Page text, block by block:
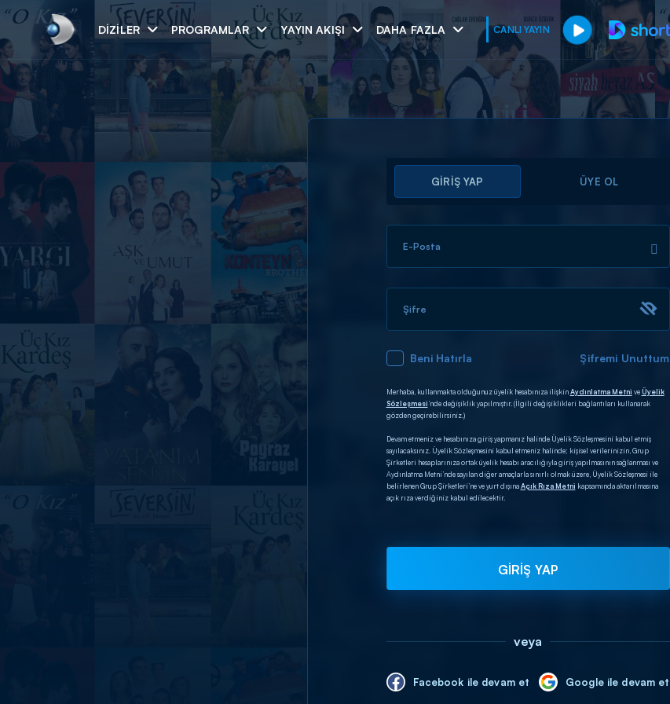
DIZILER PROGRAMLAR YAYIN AKIŞI DAHA FAZLA CANLI YAYIN
Arama
ARAMA SONUÇLARI
GİRİŞ YAP ÜYE OL
E-Posta
Şifre
Beni Hatırla Şifremi Unuttum
Merhaba, kullanmakta olduğunuz üyelik hesabınıza ilişkinAydınlatma Metni veÜyelik
Sözleşmesi’nde değişiklik yapılmıştır. (İlgili değişiklikleri bağlantıları kullanarak
gözden geçirebilirsiniz.)
Devam etmeniz ve hesabınıza giriş yapmanız halinde Üyelik Sözleşmesini kabul etmiş
sayılacaksınız. Üyelik Sözleşmesini kabul etmeniz halinde; kişisel verilerinizin, Grup
Şirketleri hesaplarınıza ortak üyelik hesabı aracılığıyla giriş yapılmasının sağlanması ve
Aydınlatma Metni’nde sayılan diğer amaçlarla sınırlı olmak üzere, Üyelik Sözleşmesi ile
belirlenen Grup Şirketleri’ne ve yurt dışınaAçık Rıza Metni kapsamında aktarılmasına
açık rıza verdiğiniz kabul edilecektir.
GİRİŞ YAP
veya
Facebook ile devam et Google ile devam et